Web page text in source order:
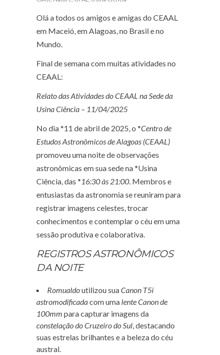
Olá a todos os amigos e amigas do CEAAL
em Maceió, em Alagoas, no Brasil e no
Mundo.
Final de semana com muitas atividades no
CEAAL:
Relato das Atividades do CEAAL na Sede da
Usina Ciência – 11/04/2025
No dia *11 de abril de 2025, o *Centro de
Estudos Astronômicos de Alagoas (CEAAL)
promoveu uma noite de observações
astronômicas em sua sede na *Usina
Ciência, das *16:30 às 21:00. Membros e
entusiastas da astronomia se reuniram para
registrar imagens celestes, trocar
conhecimentos e contemplar o céu em uma
sessão produtiva e colaborativa.
REGISTROS ASTRONÔMICOS
DA NOITE
Romualdoutilizou suaCanon T5i
astromodificadacom uma lente Canon de
100mm para capturar imagens da
constelação do Cruzeiro do Sul, destacando
suas estrelas brilhantes e a beleza do céu
austral.